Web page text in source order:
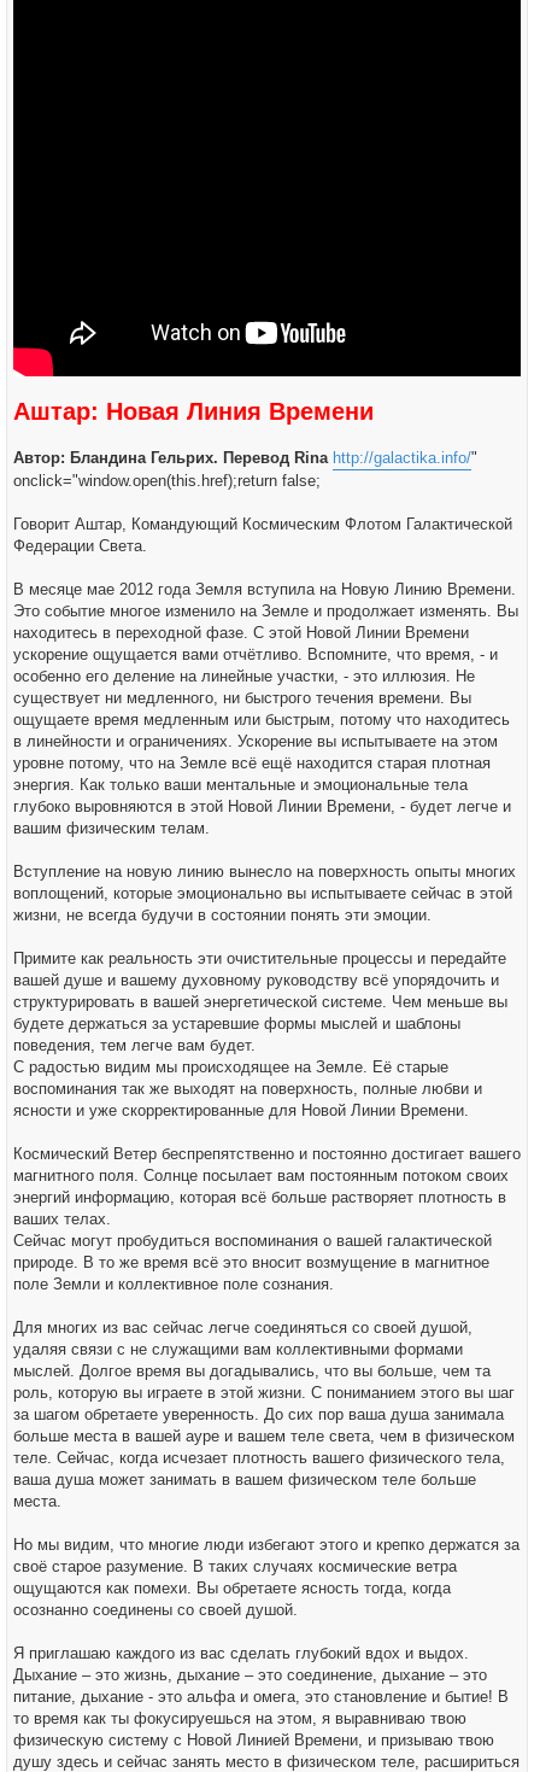
Аштар: Новая Линия Времени
Автор: Бландина Гельрих. Перевод Rina http://galactika.info/"
onclick="window.open(this.href);return false;
Говорит Аштар, Командующий Космическим Флотом Галактической
Федерации Света.
В месяце мае 2012 года Земля вступила на Новую Линию Времени.
Это событие многое изменило на Земле и продолжает изменять. Вы
находитесь в переходной фазе. С этой Новой Линии Времени
ускорение ощущается вами отчётливо. Вспомните, что время, - и
особенно его деление на линейные участки, - это иллюзия. Не
существует ни медленного, ни быстрого течения времени. Вы
ощущаете время медленным или быстрым, потому что находитесь
в линейности и ограничениях. Ускорение вы испытываете на этом
уровне потому, что на Земле всё ещё находится старая плотная
энергия. Как только ваши ментальные и эмоциональные тела
глубоко выровняются в этой Новой Линии Времени, - будет легче и
вашим физическим телам.
Вступление на новую линию вынесло на поверхность опыты многих
воплощений, которые эмоционально вы испытываете сейчас в этой
жизни, не всегда будучи в состоянии понять эти эмоции.
Примите как реальность эти очистительные процессы и передайте
вашей душе и вашему духовному руководству всё упорядочить и
структурировать в вашей энергетической системе. Чем меньше вы
будете держаться за устаревшие формы мыслей и шаблоны
поведения, тем легче вам будет.
С радостью видим мы происходящее на Земле. Её старые
воспоминания так же выходят на поверхность, полные любви и
ясности и уже скорректированные для Новой Линии Времени.
Космический Ветер беспрепятственно и постоянно достигает вашего
магнитного поля. Солнце посылает вам постоянным потоком своих
энергий информацию, которая всё больше растворяет плотность в
ваших телах.
Сейчас могут пробудиться воспоминания о вашей галактической
природе. В то же время всё это вносит возмущение в магнитное
поле Земли и коллективное поле сознания.
Для многих из вас сейчас легче соединяться со своей душой,
удаляя связи с не служащими вам коллективными формами
мыслей. Долгое время вы догадывались, что вы больше, чем та
роль, которую вы играете в этой жизни. С пониманием этого вы шаг
за шагом обретаете уверенность. До сих пор ваша душа занимала
больше места в вашей ауре и вашем теле света, чем в физическом
теле. Сейчас, когда исчезает плотность вашего физического тела,
ваша душа может занимать в вашем физическом теле больше
места.
Но мы видим, что многие люди избегают этого и крепко держатся за
своё старое разумение. В таких случаях космические ветра
ощущаются как помехи. Вы обретаете ясность тогда, когда
осознанно соединены со своей душой.
Я приглашаю каждого из вас сделать глубокий вдох и выдох.
Дыхание – это жизнь, дыхание – это соединение, дыхание – это
питание, дыхание - это альфа и омега, это становление и бытие! В
то время как ты фокусируешься на этом, я выравниваю твою
физическую систему с Новой Линией Времени, и призываю твою
душу здесь и сейчас занять место в физическом теле, расшириться